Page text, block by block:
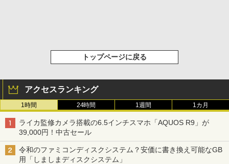
トップページに戻る
アクセスランキング
1時間 24時間 1週間 1カ月
ライカ監修カメラ搭載の6.5インチスマホ「AQUOS R9」が
39,000円！中古セール
令和のファミコンディスクシステム？安価に書き換え可能なGB
用「しましまディスクシステム」